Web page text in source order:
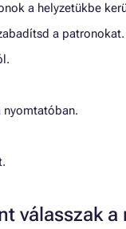
a helyzetükbe
a patronokat.
nyomtatóban.
válasszak a